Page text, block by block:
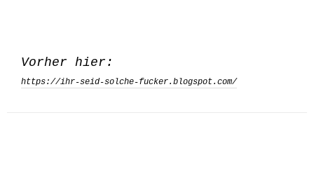
Vorher hier:
https://ihr-seid-solche-fucker.blogspot.com/